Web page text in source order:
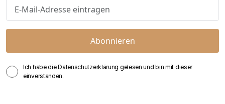
Abonnieren
Ich habe die Datenschutzerklärung gelesen und bin mit dieser
einverstanden.